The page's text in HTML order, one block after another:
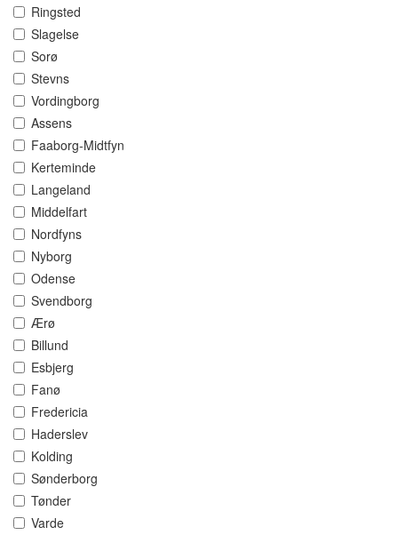
Ringsted
Slagelse
Sorø
Stevns
Vordingborg
Assens
Faaborg-Midtfyn
Kerteminde
Langeland
Middelfart
Nordfyns
Nyborg
Odense
Svendborg
Ærø
Billund
Esbjerg
Fanø
Fredericia
Haderslev
Kolding
Sønderborg
Tønder
Varde